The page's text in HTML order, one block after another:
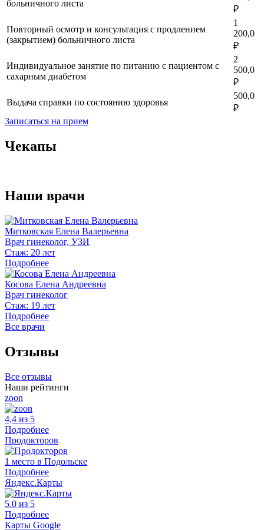
больничного листа
₽
Повторный осмотр и консультация с продлением
(закрытием) больничного листа
1
200,0
₽
Индивидуальное занятие по питанию с пациентом с
сахарным диабетом
2
500,0
₽
Выдача справки по состоянию здоровья
500,0
₽
Записаться на прием
Чекапы
Наши врачи
Митковская Елена Валерьевна
Врач гинеколог, УЗИ
Стаж: 20 лет
Подробнее
Косова Елена Андреевна
Врач гинеколог
Стаж: 19 лет
Подробнее
Все врачи
Отзывы
Все отзывы
Наши рейтинги
zoon
4,4 из 5
Подробнее
Продокторов
1 место в Подольске
Подробнее
Яндекс.Карты
5.0 из 5
Подробнее
Карты Google